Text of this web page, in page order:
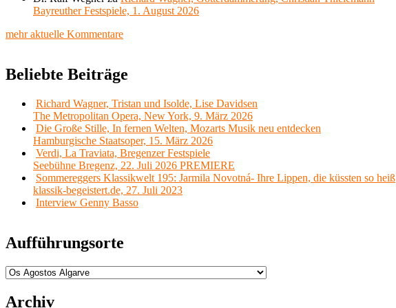
Bayreuther Festspiele, 1. August 2026
mehr aktuelle Kommentare
Beliebte Beiträge
Richard Wagner, Tristan und Isolde, Lise Davidsen
The Metropolitan Opera, New York, 9. März 2026
Die Große Stille, In fernen Welten, Mozarts Musik neu entdecken
Hamburgische Staatsoper, 15. März 2026
Verdi, La Traviata, Bregenzer Festspiele
Seebühne Bregenz, 22. Juli 2026 PREMIERE
Sommereggers Klassikwelt 195: Jarmila Novotná- Ihre Lippen, die küssten so heiß
klassik-begeistert.de, 27. Juli 2023
Interview Genny Basso
Aufführungsorte
Aufführungsorte
Archiv